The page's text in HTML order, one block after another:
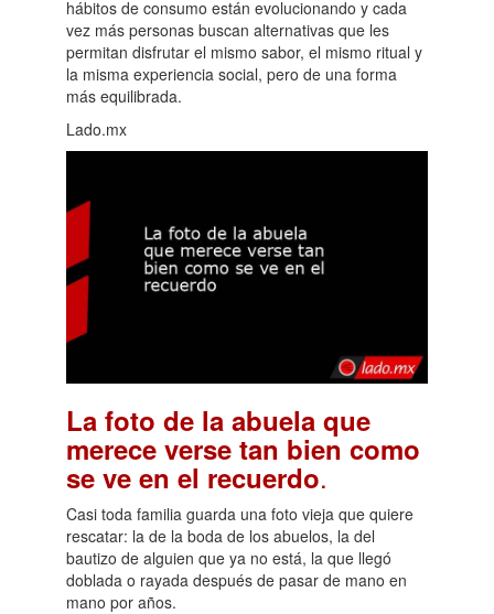
hábitos de consumo están evolucionando y cada
vez más personas buscan alternativas que les
permitan disfrutar el mismo sabor, el mismo ritual y
la misma experiencia social, pero de una forma
más equilibrada.
Lado.mx
La foto de la abuela que
merece verse tan bien como
se ve en el recuerdo.
Casi toda familia guarda una foto vieja que quiere
rescatar: la de la boda de los abuelos, la del
bautizo de alguien que ya no está, la que llegó
doblada o rayada después de pasar de mano en
mano por años.